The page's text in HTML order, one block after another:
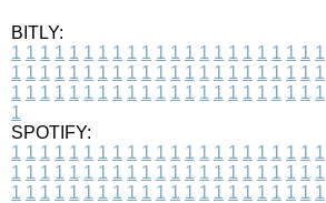
BITLY:
1 1 1 1 1 1 1 1 1 1 1 1 1 1 1 1 1 1 1 1 1 1
1 1 1 1 1 1 1 1 1 1 1 1 1 1 1 1 1 1 1 1 1 1
1 1 1 1 1 1 1 1 1 1 1 1 1 1 1 1 1 1 1 1 1 1
1
SPOTIFY:
1 1 1 1 1 1 1 1 1 1 1 1 1 1 1 1 1 1 1 1 1 1
1 1 1 1 1 1 1 1 1 1 1 1 1 1 1 1 1 1 1 1 1 1
1 1 1 1 1 1 1 1 1 1 1 1 1 1 1 1 1 1 1 1 1 1